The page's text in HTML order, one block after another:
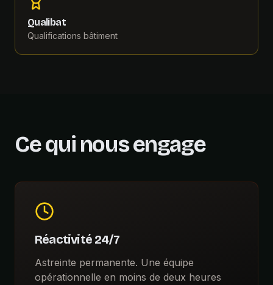
Qualibat
Qualifications bâtiment
Ce qui nous engage
Réactivité 24/7
Astreinte permanente. Une équipe
opérationnelle en moins de deux heures